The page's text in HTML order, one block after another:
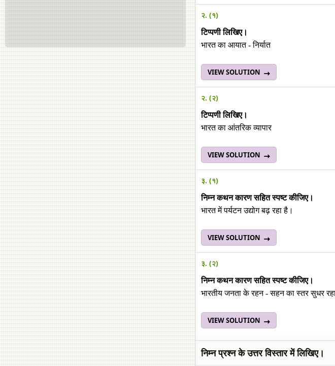
२. (१)
टिप्पणी लिखिए।
भारत का आयात - निर्यात
VIEW SOLUTION
२. (२)
टिप्पणी लिखिए।
भारत का आंतरिक व्यापार
VIEW SOLUTION
३. (१)
निम्न कथन कारण सहित स्पष्ट कीजिए।
भारत में पर्यटन उद्योग बढ़ रहा है।
VIEW SOLUTION
३. (२)
निम्न कथन कारण सहित स्पष्ट कीजिए।
भारतीय जनता के रहन - सहन का स्तर सुधर
VIEW SOLUTION
निम्न प्रश्न के उत्तर विस्तार में लिखिए।